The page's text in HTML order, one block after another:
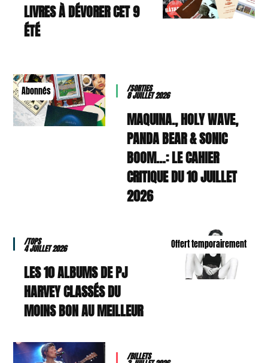
9 LIVRES À DÉVORER CET
ÉTÉ
Abonnés /SORTIES
8 JUILLET 2026
MAQUINA., HOLY WAVE,
PANDA BEAR & SONIC
BOOM…: LE CAHIER
CRITIQUE DU 10 JUILLET
2026
Offert temporairement
/TOPS
4 JUILLET 2026
LES 10 ALBUMS DE PJ
HARVEY CLASSÉS DU
MOINS BON AU MEILLEUR
/BILLETS